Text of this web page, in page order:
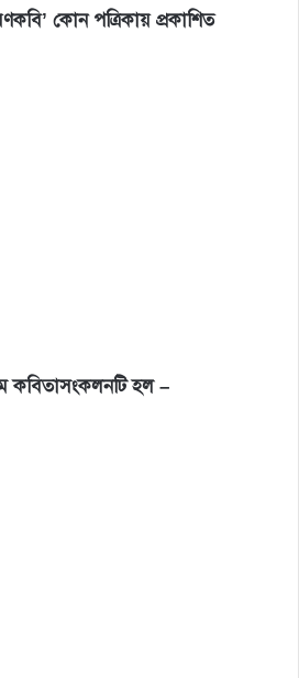
কোন পত্রিকায় প্রকাশিত
কবিতাসংকলনটি হল –